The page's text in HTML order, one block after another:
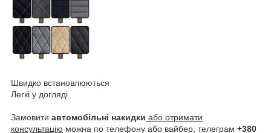
Швидко встановлюються
Легкі у догляді
Замовити автомобільні накидки або отримати
консультацію можна по телефону або вайбер, телеграм +380